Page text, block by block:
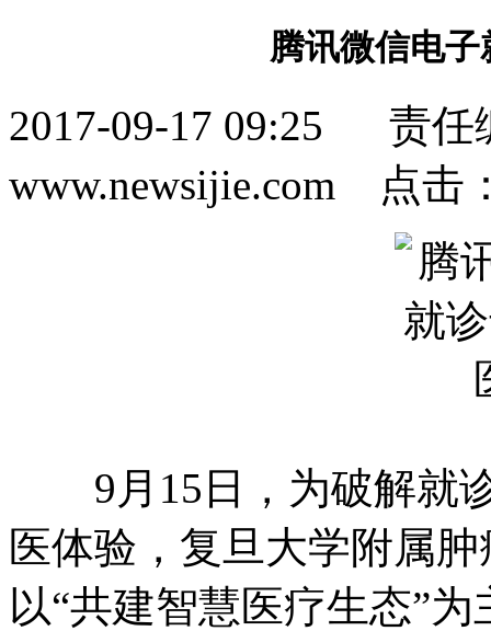
腾讯微信电
2017-09-17 09:25 责
www.newsijie.com 点击
9月15日，为破解就诊
医体验，复旦大学附属
以“共建智慧医疗生态”